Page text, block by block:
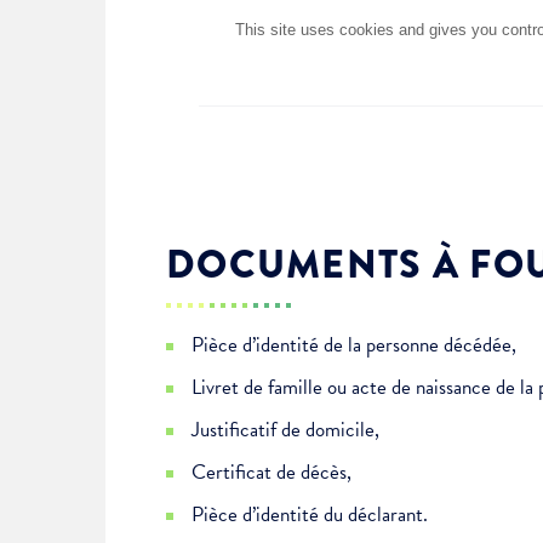
DOCUMENTS À
Pièce d’identité de la personne décédée,
Livret de famille ou acte de naissance de la
Justificatif de domicile,
Certificat de décès,
Pièce d’identité du déclarant.
Alertes Mail
Newsletter Culture